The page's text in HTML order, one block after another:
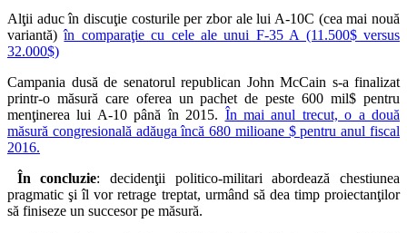
Alţii aduc în discuţie costurile per zbor ale lui A-10C (cea mai nouă
variantă)în comparaţie cu cele ale unui F-35 A (11.500$ versus
32.000$)
Campania dusă de senatorul republican John McCain s-a finalizat
printr-o măsură care oferea un pachet de peste 600 mil$ pentru
menţinerea lui A-10 până în 2015. În mai anul trecut, o a două
măsură congresională adăuga încă 680 milioane $ pentru anul fiscal
2016.
În concluzie: decidenţii politico-militari abordează chestiunea
pragmatic şi îl vor retrage treptat, urmând să dea timp proiectanţilor
să finiseze un succesor pe măsură.